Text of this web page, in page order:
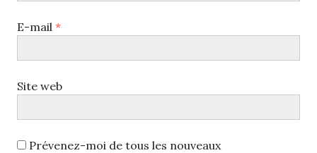
E-mail *
Site web
Prévenez-moi de tous les nouveaux